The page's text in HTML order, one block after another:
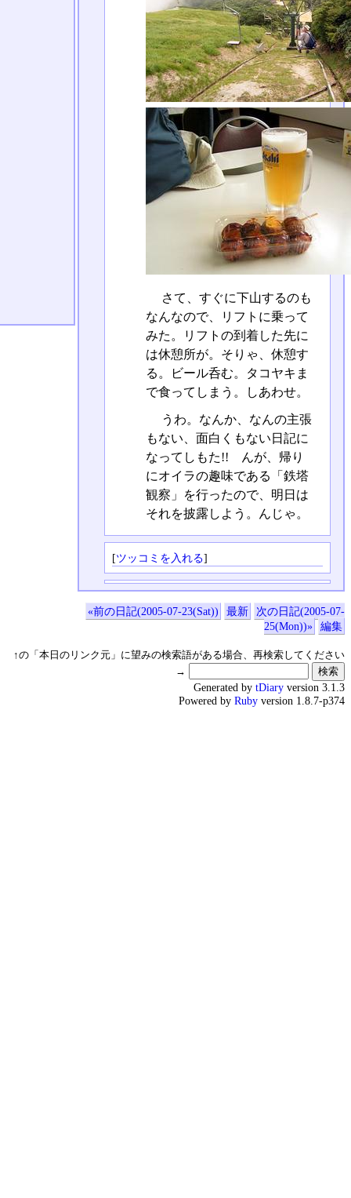
さて、すぐに下山するのも
なんなので、リフトに乗って
みた。リフトの到着した先に
は休憩所が。そりゃ、休憩す
る。ビール呑む。タコヤキま
で食ってしまう。しあわせ。
うわ。なんか、なんの主張
もない、面白くもない日記に
なってしもた!! んが、帰り
にオイラの趣味である「鉄塔
観察」を行ったので、明日は
それを披露しよう。んじゃ。
[ツッコミを入れる]
«前の日記(2005-07-23(Sat)) 最新
次の日記(2005-07-
25(Mon))»
編集
↑の「本日のリンク元」に望みの検索語がある場合、再検索してください
→
Generated by tDiary version 3.1.3
Powered by Ruby version 1.8.7-p374